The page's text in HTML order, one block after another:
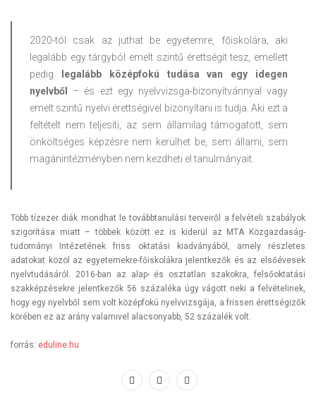
2020-tól csak az juthat be egyetemre, főiskolára, aki
legalább egy tárgyból emelt szintű érettségit tesz, emellett
pedig
legalább középfokú tudása van egy idegen
nyelvből – és ezt egy nyelvvizsga-bizonyítvánnyal vagy
emelt szintű nyelvi érettségivel bizonyítani is tudja. Aki ezt a
feltételt nem teljesíti, az sem államilag támogatott, sem
önköltséges képzésre nem kerülhet be, sem állami, sem
magánintézményben nem kezdheti el tanulmányait.
Több tízezer diák mondhat le továbbtanulási terveiről a felvételi szabályok
szigorítása miatt – többek között ez is kiderül az MTA Közgazdaság-
tudományi Intézetének friss oktatási kiadványából, amely részletes
adatokat közöl az egyetemekre-főiskolákra jelentkezők és az elsőévesek
nyelvtudásáról. 2016-ban az alap- és osztatlan szakokra, felsőoktatási
szakképzésekre jelentkezők 56 százaléka úgy vágott neki a felvételinek,
hogy egy nyelvből sem volt középfokú nyelvvizsgája, a frissen érettségizők
körében ez az arány valamivel alacsonyabb, 52 százalék volt.
forrás: eduline.hu